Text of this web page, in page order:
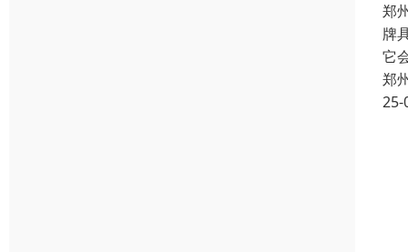
郑
牌
它
郑
25-